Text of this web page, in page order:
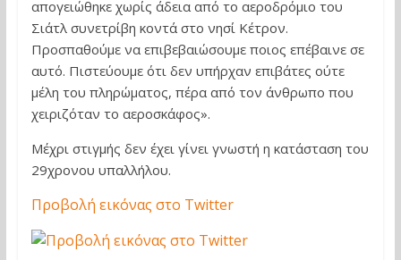
απογειώθηκε χωρίς άδεια από το αεροδρόμιο του
Σιάτλ συνετρίβη κοντά στο νησί Κέτρον.
Προσπαθούμε να επιβεβαιώσουμε ποιος επέβαινε σε
αυτό. Πιστεύουμε ότι δεν υπήρχαν επιβάτες ούτε
μέλη του πληρώματος, πέρα από τον άνθρωπο που
χειριζόταν το αεροσκάφος».
Μέχρι στιγμής δεν έχει γίνει γνωστή η κατάσταση του
29χρονου υπαλλήλου.
Προβολή εικόνας στο Twitter